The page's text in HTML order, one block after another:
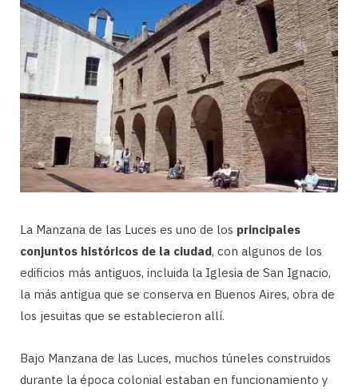
La Manzana de las Luces es uno de los principales
conjuntos históricos de la ciudad, con algunos de los
edificios más antiguos, incluida la Iglesia de San Ignacio,
la más antigua que se conserva en Buenos Aires, obra de
los jesuitas que se establecieron allí.
Bajo Manzana de las Luces, muchos túneles construidos
durante la época colonial estaban en funcionamiento y